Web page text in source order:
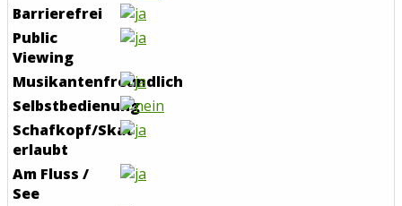
Barrierefrei
Public
Viewing
Musikantenfreundlich
Selbstbedienung
Schafkopf/Skat
erlaubt
Am Fluss /
See